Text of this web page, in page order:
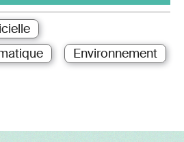
Environnement